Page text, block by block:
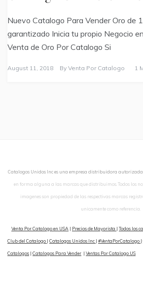
Nuevo Catalogo Para Vender Oro de
garantizado Inicia tu propio Negocio
Venta de Oro Por Catalogo Si
August 11, 2018 By Venta Por Catalogo 1
Catalogos Unidos Inc es una empresa distribuidora autorizada
en forma alguna a las marcas que distribuimos. Todos los
imagenes son propiedad de las respectivas marcas
unicamente como referencia.
Venta Por Catalogo en USA | Precios de Mayorista | Todos los
Club del Catalogo | Catalogos Unidos Inc | #VentaPorCatalogo |
Catalogos | Catalogos Para Vender | Ventas Por Catalogo US